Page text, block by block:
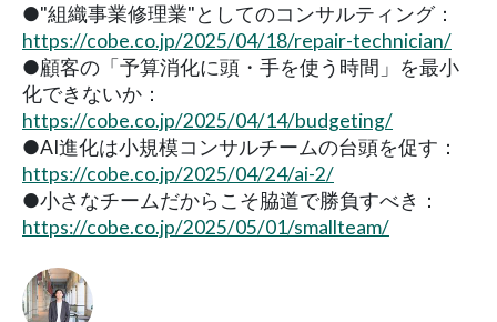
●"組織事業修理業"としてのコンサルティング：
https://cobe.co.jp/2025/04/18/repair-technician/
●顧客の「予算消化に頭・手を使う時間」を最小
化できないか：
https://cobe.co.jp/2025/04/14/budgeting/
●AI進化は小規模コンサルチームの台頭を促す：
https://cobe.co.jp/2025/04/24/ai-2/
●小さなチームだからこそ脇道で勝負すべき：
https://cobe.co.jp/2025/05/01/smallteam/